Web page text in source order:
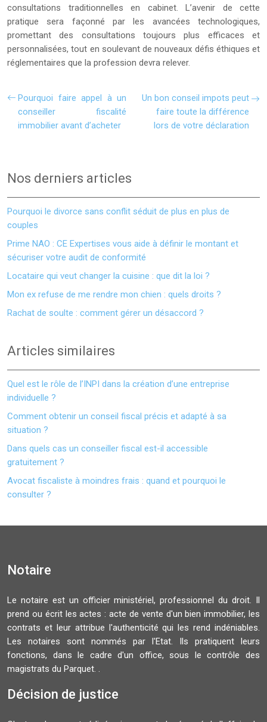
consultations traditionnelles en cabinet. L’avenir de cette
pratique sera façonné par les avancées technologiques,
promettant des consultations toujours plus efficaces et
personnalisées, tout en soulevant de nouveaux défis éthiques et
réglementaires que la profession devra relever.
Pourquoi faire appel à un
conseiller fiscalité
immobilier avant d’acheter
Un bon conseil impots peut
faire toute la différence
lors de votre déclaration
Nos derniers articles
Pourquoi le divorce sans conflit séduit de plus en plus de
couples
Prime NAO : CE Expertises vous aide à définir le montant et
sécuriser votre audit de conformité
Locataire qui veut changer la cuisine : que dit la loi ?
Mon ex refuse de me rendre mon chien : quels droits ?
Rachat de soulte : comment gérer un désaccord ?
Articles similaires
Quel est le rôle de l’INPI dans la création d’une entreprise
individuelle ?
Comment obtenir un conseil fiscal précis et adapté à sa
situation ?
Dans quels cas un conseiller fiscal est-il accessible
gratuitement ?
Avocat fiscaliste à moindres frais : quand et pourquoi le
consulter ?
Notaire
Le notaire est un officier ministériel, professionnel du droit. Il
prend ou écrit les actes : acte de vente d'un bien immobilier, les
contrats et leur attribue l'authenticité qui les rend indéniables.
Les notaires sont nommés par l'Etat. Ils pratiquent leurs
fonctions, dans le cadre d'un office, sous le contrôle des
magistrats du Parquet. .
Décision de justice